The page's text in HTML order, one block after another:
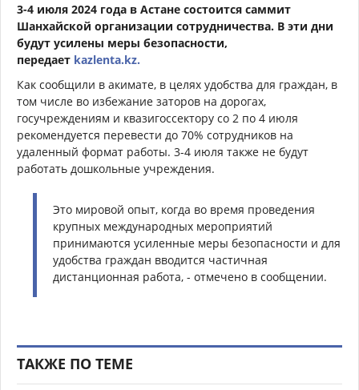
3-4 июля 2024 года в Астане состоится саммит
Шанхайской организации сотрудничества. В эти дни
будут усилены меры безопасности,
передает kazlenta.kz.
Как сообщили в акимате, в целях удобства для граждан, в
том числе во избежание заторов на дорогах,
госучреждениям и квазигоссектору со 2 по 4 июля
рекомендуется перевести до 70% сотрудников на
удаленный формат работы. 3-4 июля также не будут
работать дошкольные учреждения.
Это мировой опыт, когда во время проведения
крупных международных мероприятий
принимаются усиленные меры безопасности и для
удобства граждан вводится частичная
дистанционная работа, - отмечено в сообщении.
ТАКЖЕ ПО ТЕМЕ